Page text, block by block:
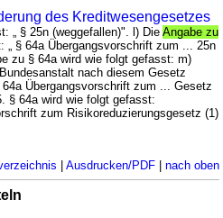
des Kreditwesengesetzes
„ § 25n (weggefallen)". l) DieAngabe zu
„ § 64a Übergangsvorschrift zum ... 25n
zu § 64a wird wie folgt gefasst: m)
nach diesem Gesetz
Übergangsvorschrift zum ... Gesetz
§ 64a wird wie folgt gefasst:
zum Risikoreduzierungsgesetz (1)
| Ausdrucken/PDF| nach oben